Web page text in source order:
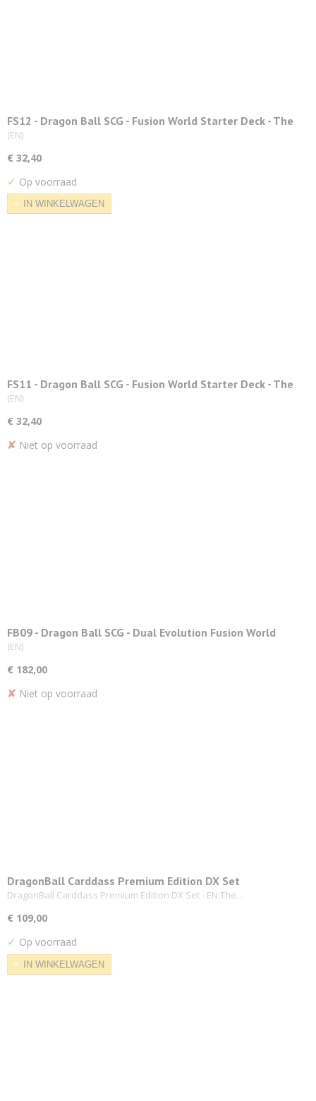
FS12 - Dragon Ball SCG - Fusion World Starter Deck - The
Beat of Ki
(EN)
€ 32,40
✓ Op voorraad
IN WINKELWAGEN
FS11 - Dragon Ball SCG - Fusion World Starter Deck - The
Phase of Evolution
(EN)
€ 32,40
✘ Niet op voorraad
FB09 - Dragon Ball SCG - Dual Evolution Fusion World
Booster Display
(EN)
€ 182,00
✘ Niet op voorraad
DragonBall Carddass Premium Edition DX Set
DragonBall Carddass Premium Edition DX Set - EN The…
€ 109,00
✓ Op voorraad
IN WINKELWAGEN